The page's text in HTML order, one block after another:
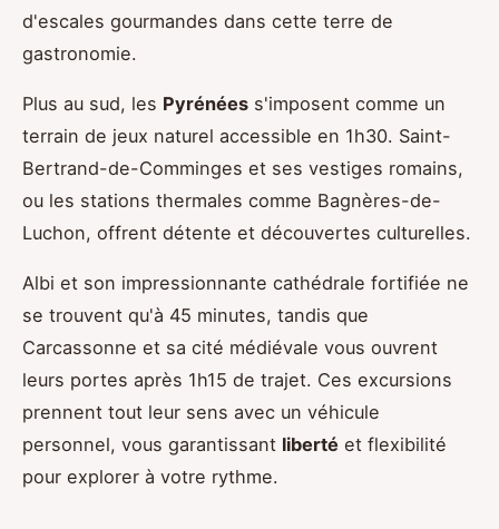
d'escales gourmandes dans cette terre de
gastronomie.
Plus au sud, les Pyrénées s'imposent comme un
terrain de jeux naturel accessible en 1h30. Saint-
Bertrand-de-Comminges et ses vestiges romains,
ou les stations thermales comme Bagnères-de-
Luchon, offrent détente et découvertes culturelles.
Albi et son impressionnante cathédrale fortifiée ne
se trouvent qu'à 45 minutes, tandis que
Carcassonne et sa cité médiévale vous ouvrent
leurs portes après 1h15 de trajet. Ces excursions
prennent tout leur sens avec un véhicule
personnel, vous garantissant liberté et flexibilité
pour explorer à votre rythme.